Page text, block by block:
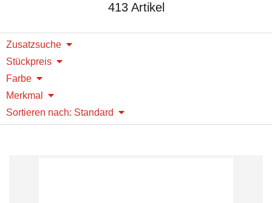
413 Artikel
Zusatzsuche
Stückpreis
Farbe
Merkmal
Sortieren nach: Standard